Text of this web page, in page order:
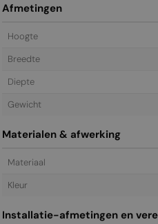
Afmetingen
Hoogte
Breedte
Diepte
Gewicht
Materialen & afwerking
Materiaal
Kleur
Installatie-afmetingen en